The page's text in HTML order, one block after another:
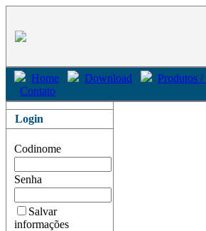
Home Download Produtos /
Contato
Login
Codinome
Senha
Salvar
informações